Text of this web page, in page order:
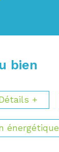
bien
+
énergétique